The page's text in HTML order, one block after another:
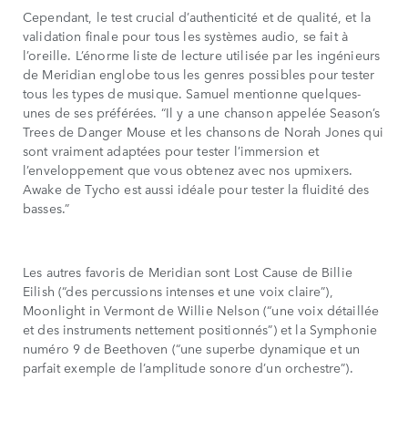
Cependant, le test crucial d’authenticité et de qualité, et la
validation finale pour tous les systèmes audio, se fait à
l’oreille. L’énorme liste de lecture utilisée par les ingénieurs
de Meridian englobe tous les genres possibles pour tester
tous les types de musique. Samuel mentionne quelques-
unes de ses préférées. “Il y a une chanson appelée Season’s
Trees de Danger Mouse et les chansons de Norah Jones qui
sont vraiment adaptées pour tester l’immersion et
l’enveloppement que vous obtenez avec nos upmixers.
Awake de Tycho est aussi idéale pour tester la fluidité des
basses.”
Les autres favoris de Meridian sont Lost Cause de Billie
Eilish (“des percussions intenses et une voix claire”),
Moonlight in Vermont de Willie Nelson (“une voix détaillée
et des instruments nettement positionnés”) et la Symphonie
numéro 9 de Beethoven (“une superbe dynamique et un
parfait exemple de l’amplitude sonore d’un orchestre”).